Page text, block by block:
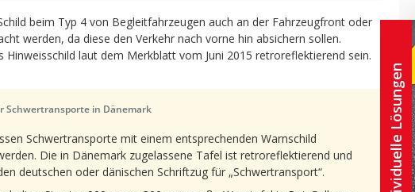
beim Typ 4 von Begleitfahrzeugen auch an der Fahrzeugfront oder
werden, da diese den Verkehr nach vorne hin absichern sollen.
Hinweisschild laut dem Merkblatt vom Juni 2015 retroreflektierend sein.
Schwertransporte in Dänemark
Schwertransporte mit einem entsprechenden Warnschild
Die in Dänemark zugelassene Tafel ist retroreflektierend und
deutschen oder dänischen Schriftzug für „Schwertransport“.
Individuelle Lösungen